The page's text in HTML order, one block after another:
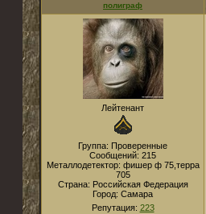
полиграф
Лейтенант
Группа: Проверенные
Сообщений: 215
Металлодетектор: фишер ф 75,терра
705
Страна: Российская Федерация
Город: Самара
Репутация: 223